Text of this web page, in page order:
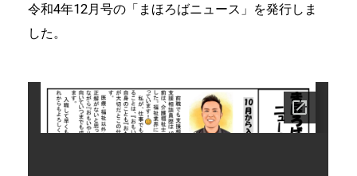
令和4年12月号の「まほろばニュース」を発行しま
した。